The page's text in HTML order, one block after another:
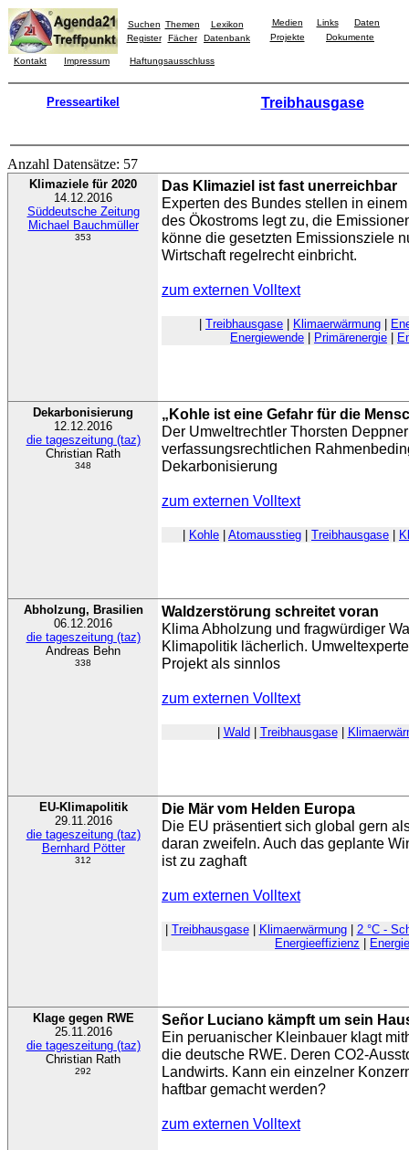
Suchen Themen
Lexikon
Register
Fächer Datenbank
Medien Links
Daten
Projekte
Dokumente
Kontakt Impressum Haftungsausschluss
Presseartikel Treibhausgase
Anzahl Datensätze: 57
Klimaziele für 2020
14.12.2016
Süddeutsche Zeitung
Michael Bauchmüller
353
Das Klimaziel ist fast unerreichbar
Experten des Bundes stellen in
des Ökostroms legt zu, die
könne die gesetzten Emissionsziele
Wirtschaft regelrecht einbricht.
zum externen Volltext
Treibhausgase Klimaerwärmung
Energiewende
Primärenergie
Dekarbonisierung
12.12.2016
die tageszeitung (taz)
Christian Rath
348
„Kohle ist eine Gefahr für die
Der Umweltrechtler Thorsten
verfassungsrechtlichen
Dekarbonisierung
zum externen Volltext
Kohle Atomausstieg Treibhausgase
Abholzung, Brasilien
06.12.2016
die tageszeitung (taz)
Andreas Behn
338
Waldzerstörung schreitet voran
Klima Abholzung und fragwürdiger
Klimapolitik lächerlich.
Projekt als sinnlos
zum externen Volltext
Wald Treibhausgase|
EU-Klimapolitik
29.11.2016
die tageszeitung (taz)
Bernhard Pötter
312
Die Mär vom Helden Europa
Die EU präsentiert sich global gern
daran zweifeln. Auch das geplante
ist zu zaghaft
zum externen Volltext
Treibhausgase| Klimaerwärmung| 2 °C -
Energieeffizienz
Klage gegen RWE
25.11.2016
die tageszeitung (taz)
Christian Rath
292
Señor Luciano kämpft um sein
Ein peruanischer Kleinbauer klagt
die deutsche RWE. Deren CO2-
Landwirts. Kann ein einzelner
haftbar gemacht werden?
zum externen Volltext